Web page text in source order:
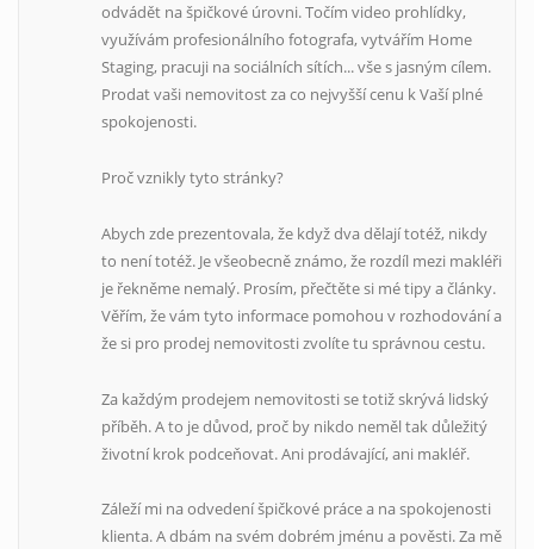
odvádět na špičkové úrovni. Točím video prohlídky,
využívám profesionálního fotografa, vytvářím Home
Staging, pracuji na sociálních sítích... vše s jasným cílem.
Prodat vaši nemovitost za co nejvyšší cenu k Vaší plné
spokojenosti.
Proč vznikly tyto stránky?
Abych zde prezentovala, že když dva dělají totéž, nikdy
to není totéž. Je všeobecně známo, že rozdíl mezi makléři
je řekněme nemalý. Prosím, přečtěte si mé tipy a články.
Věřím, že vám tyto informace pomohou v rozhodování a
že si pro prodej nemovitosti zvolíte tu správnou cestu.
Za každým prodejem nemovitosti se totiž skrývá lidský
příběh. A to je důvod, proč by nikdo neměl tak důležitý
životní krok podceňovat. Ani prodávající, ani makléř.
Záleží mi na odvedení špičkové práce a na spokojenosti
klienta. A dbám na svém dobrém jménu a pověsti. Za mě
Spočítat ZDARMA